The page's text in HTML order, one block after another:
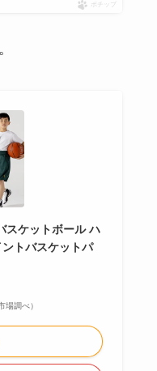
ポチップ
スケットボール ハ
トバスケットパ
調べ）